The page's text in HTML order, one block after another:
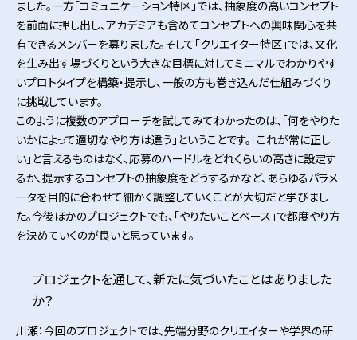
ました。一方「コミュニケーション特区」では、抽象度の高いコンセプト
を前面に押し出し、アカデミアも含めてコンセプトへの興味関心を共
有できるメンバーを募りました。そして「クリエイター特区」では、文化
を生み出す場づくりという大きな目標に対してミニマルでわかりやす
いプロトタイプを構築・提示し、一般の方も巻き込んだ仕組みづくり
に挑戦しています。
このように複数のアプローチを試してみてわかったのは、「何をやりた
いかによって適切なやり方は違う」ということです。「これが常に正し
い」と言えるものはなく、応募のハードルをどれくらいの高さに設定す
るか、提示するコンセプトの抽象度をどうするかなど、あらゆるパラメ
ータを目的に合わせて細かく調整していくことが大切だと学びまし
た。今後ほかのプロジェクトでも、「やりたいことベース」で都度やり方
を決めていくのが良いと思っています。
プロジェクトを通して、新たに気づいたことはありました
か？
川瀬：今回のプロジェクトでは、先端分野のクリエイターや学界の研